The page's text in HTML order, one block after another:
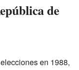
de
en 1988,